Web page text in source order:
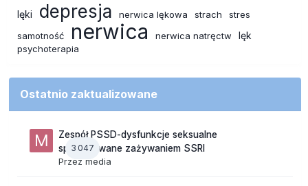
lęki depresja nerwica lękowa strach
stres
samotność
nerwica nerwica natręctw lęk
psychoterapia
Ostatnio zaktualizowane
3 047
Zespół PSSD-dysfunkcje seksualne
spowodowane zażywaniem SSRI
Przez media